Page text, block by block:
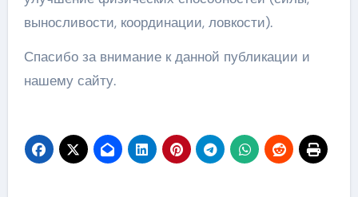
выносливости, координации, ловкости).
Спасибо за внимание к данной публикации и
нашему сайту.